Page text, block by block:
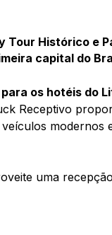
Tour Histórico e
capital do
os hotéis do
Receptivo
modernos
uma